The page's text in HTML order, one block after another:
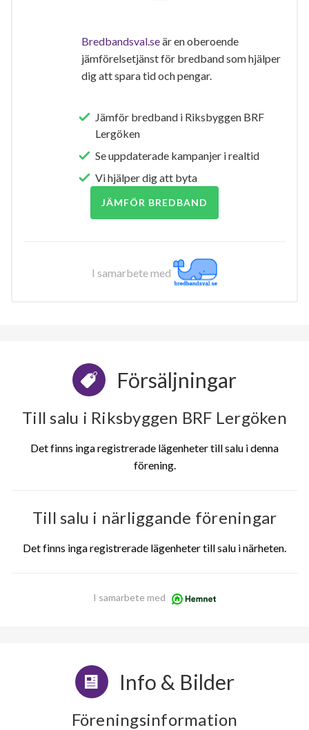
Bredbandsval.seär en oberoende
jämförelsetjänst för bredband som hjälper
dig att spara tid och pengar.
Jämför bredband i Riksbyggen BRF
Lergöken
Se uppdaterade kampanjer i realtid
Vi hjälper dig att byta
JÄMFÖR BREDBAND
I samarbete med
Försäljningar
Till salu i Riksbyggen BRF Lergöken
Det finns inga registrerade lägenheter till salu i denna
förening.
Till salu i närliggande föreningar
Det finns inga registrerade lägenheter till salu i närheten.
I samarbete med
Info & Bilder
Föreningsinformation